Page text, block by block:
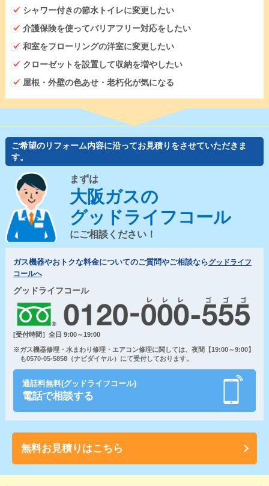
シャワー付きの節水トイレに変更したい
介護保険を使ってバリアフリー対応をしたい
和室をフローリングの洋室に変更したい
クローゼットを設置して収納を増やしたい
屋根・外壁の色あせ・老朽化が気になる
ご希望のリフォーム内容に沿ってお見積りをさせていただきま
す。
まずは
大阪ガスの
グッドライフコール
にご相談ください！
ガス機器やおトクな料金についてのご質問やご相談ならグッドライフ
コールへ
グッドライフコール
[受付時間］全日 9:00～19:00
※ガス機器修理・水まわり修理・エアコン修理に関しては、夜間【19:00～9:00】
も0570-05-5858（ナビダイヤル）にて受付しております。
通話料無料(グッドライフコール)
電話で相談する
無料お見積りはこちら